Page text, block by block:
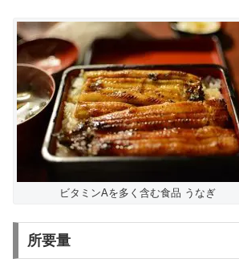
ビタミンAを多く含む食品 うなぎ
所要量